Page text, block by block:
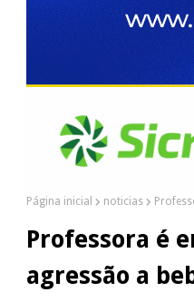
Página inicial noticias
Professora é
agressão a